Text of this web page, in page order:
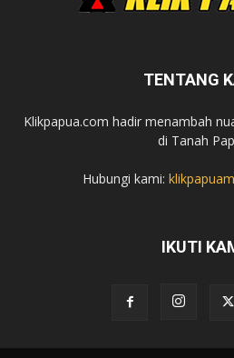
TENTANG
Klikpapua.com hadir menambah
di Tanah
Hubungi kami:
IKUTI